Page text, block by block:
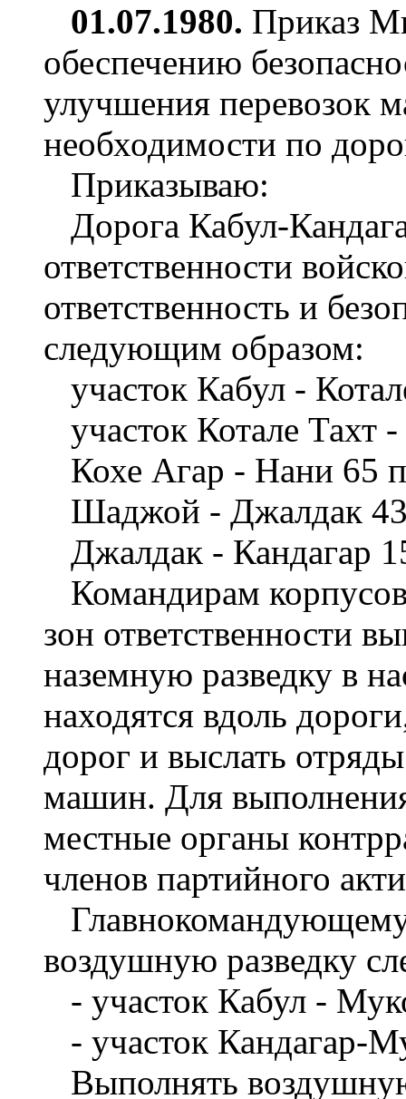
01.07.1980. Приказ
обеспечению
улучшения перевозок
необходимости по
Приказываю:
Дорога Кабул-
ответственности
ответственность и
следующим образом:
участок Кабул -
участок Котале Тахт
Кохе Агар - Нани 65
Шаджой - Джалдак 43
Джалдак - Кандагар
Командирам
зон ответственности
наземную разведку в
находятся вдоль
дорог и выслать
машин. Для выполнения
местные органы
членов партийного
воздушную разведку
- участок Кабул -
- участок Кандагар-
Выполнять